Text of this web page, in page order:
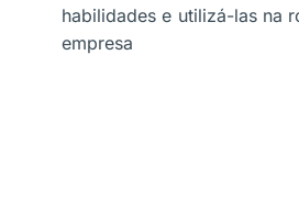
habilidades e utilizá-las na
empresa